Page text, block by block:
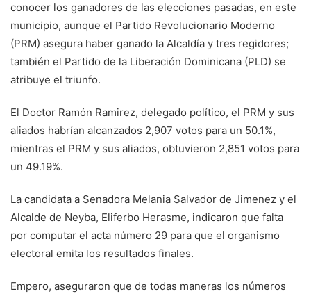
conocer los ganadores de las elecciones pasadas, en este
municipio, aunque el Partido Revolucionario Moderno
(PRM) asegura haber ganado la Alcaldía y tres regidores;
también el Partido de la Liberación Dominicana (PLD) se
atribuye el triunfo.
El Doctor Ramón Ramirez, delegado político, el PRM y sus
aliados habrían alcanzados 2,907 votos para un 50.1%,
mientras el PRM y sus aliados, obtuvieron 2,851 votos para
un 49.19%.
La candidata a Senadora Melania Salvador de Jimenez y el
Alcalde de Neyba, Eliferbo Herasme, indicaron que falta
por computar el acta número 29 para que el organismo
electoral emita los resultados finales.
Empero, aseguraron que de todas maneras los números